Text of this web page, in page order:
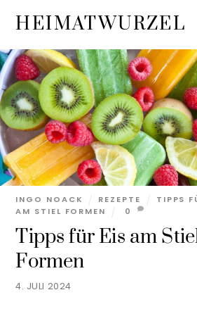
content
HEIMATWURZEL
4. JULI 2024
Tipps für Eis am
Formen
INGO NOACK REZEPTE
TIPPS
AM STIEL FORMEN
0